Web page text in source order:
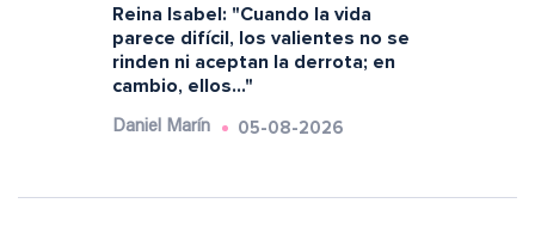
Reina Isabel: "Cuando la vida
parece difícil, los valientes no se
rinden ni aceptan la derrota; en
cambio, ellos..."
Daniel Marín 05-08-2026